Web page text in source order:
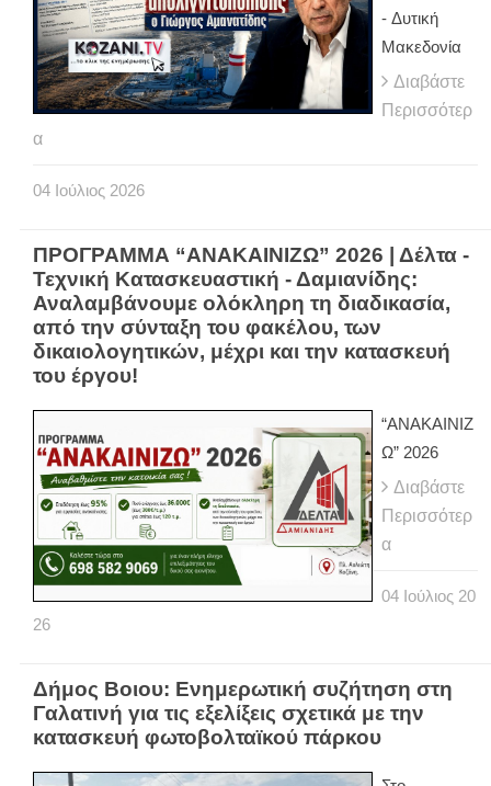
- Δυτική
Μακεδονία
Διαβάστε
Περισσότερ
α
04 Ιούλιος 2026
ΠΡΟΓΡΑΜΜΑ “ΑΝΑΚΑΙΝΙΖΩ” 2026 | Δέλτα -
Τεχνική Κατασκευαστική - Δαμιανίδης:
Αναλαμβάνουμε ολόκληρη τη διαδικασία,
από την σύνταξη του φακέλου, των
δικαιολογητικών, μέχρι και την κατασκευή
του έργου!
“ΑΝΑΚΑΙΝΙΖ
Ω” 2026
Διαβάστε
Περισσότερ
α
04 Ιούλιος 20
26
Δήμος Βοιου: Ενημερωτική συζήτηση στη
Γαλατινή για τις εξελίξεις σχετικά με την
κατασκευή φωτοβολταϊκού πάρκου